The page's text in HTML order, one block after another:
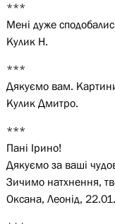
***
Мені дуже
Кулик Н.
***
Дякуємо вам.
Кулик Дмитро.
***
Пані Ірино!
Дякуємо за ваші
Зичимо натхнення,
Оксана, Леонід,